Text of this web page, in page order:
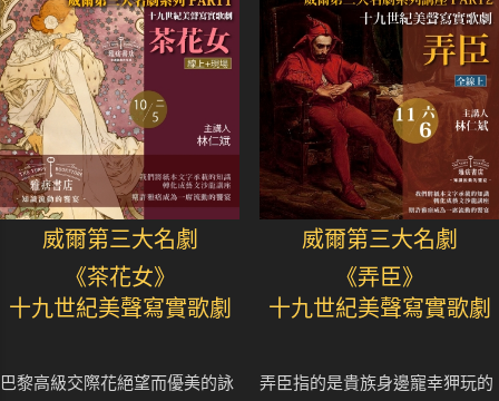
威爾第三大名劇
《茶花女》
十九世紀美聲寫實歌劇
巴黎高級交際花絕望而優美的詠
威爾第三大名劇
《弄臣》
十九世紀美聲寫實歌劇
弄臣指的是貴族身邊寵幸狎玩的